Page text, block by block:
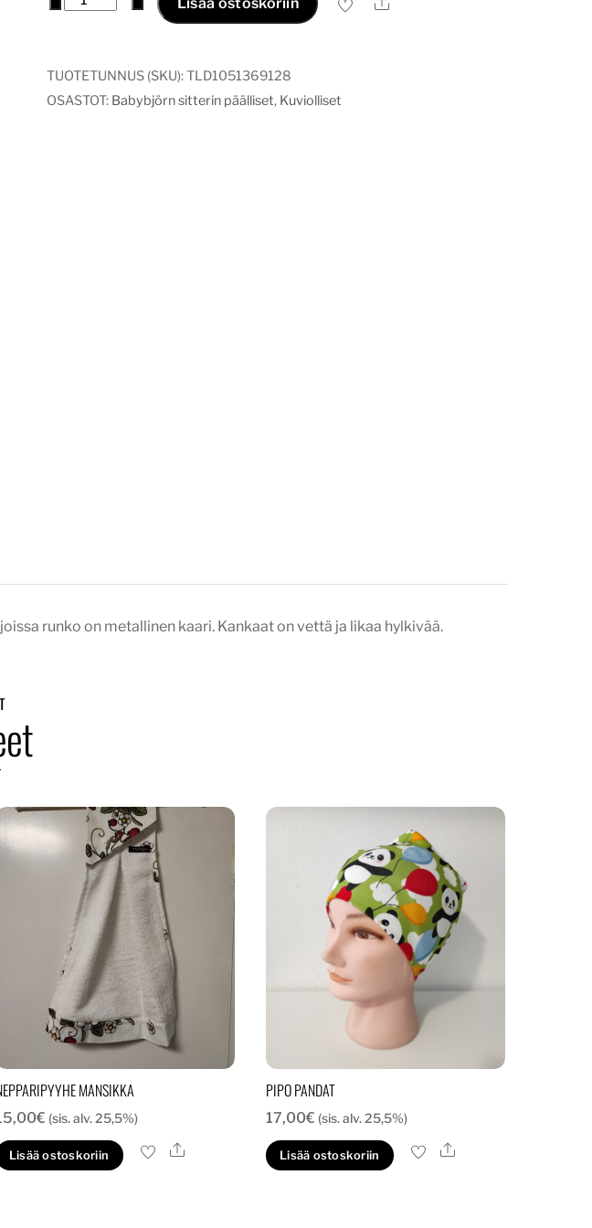
määrä
TUOTETUNNUS (SKU):TLD1051369128
OSASTOT: Babybjörn sitterin päälliset, Kuviolliset
runko on metallinen kaari. Kankaat on vettä ja likaa hylkivää.
MANSIKKA
€ (sis. alv. 25,5%)
Lisää ostoskoriin Ale
PIPO PANDAT
17,00€ (sis. alv. 25,5%)
Lisää ostoskoriin Ale